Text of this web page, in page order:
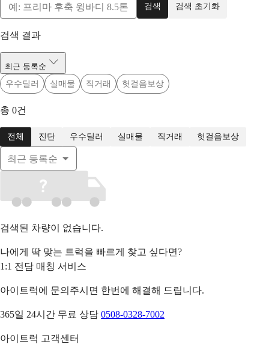
검색 검색 초기화
검색 결과
최근 등록순
우수딜러
실매물 직거래 헛걸음보상
총 0건
전체 진단 우수딜러 실매물 직거래 헛걸음보상
최근 등록순
검색된 차량이 없습니다.
나에게 딱 맞는 트럭을 빠르게 찾고 싶다면?
1:1 전담 매칭 서비스
아이트럭에 문의주시면 한번에 해결해 드립니다.
365일 24시간 무료 상담 0508-0328-7002
아이트럭 고객센터